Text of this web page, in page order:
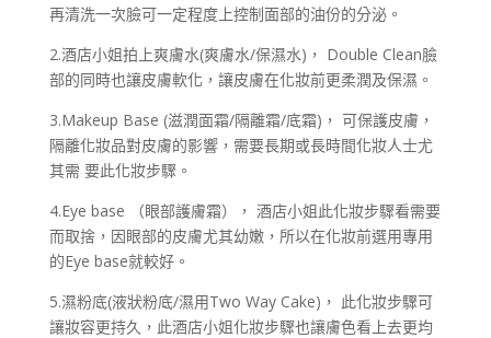
再清洗一次臉可一定程度上控制面部的油份的分泌。
2.酒店小姐拍上爽膚水(爽膚水/保濕水)， Double Clean臉
部的同時也讓皮膚軟化，讓皮膚在化妝前更柔潤及保濕。
3.Makeup Base (滋潤面霜/隔離霜/底霜)， 可保護皮膚，
隔離化妝品對皮膚的影響，需要長期或長時間化妝人士尤
其需 要此化妝步驟。
4.Eye base （眼部護膚霜）， 酒店小姐此化妝步驟看需要
而取捨，因眼部的皮膚尤其幼嫩，所以在化妝前選用專用
的Eye base就較好。
5.濕粉底(液狀粉底/濕用Two Way Cake)， 此化妝步驟可
讓妝容更持久，此酒店小姐化妝步驟也讓膚色看上去更均